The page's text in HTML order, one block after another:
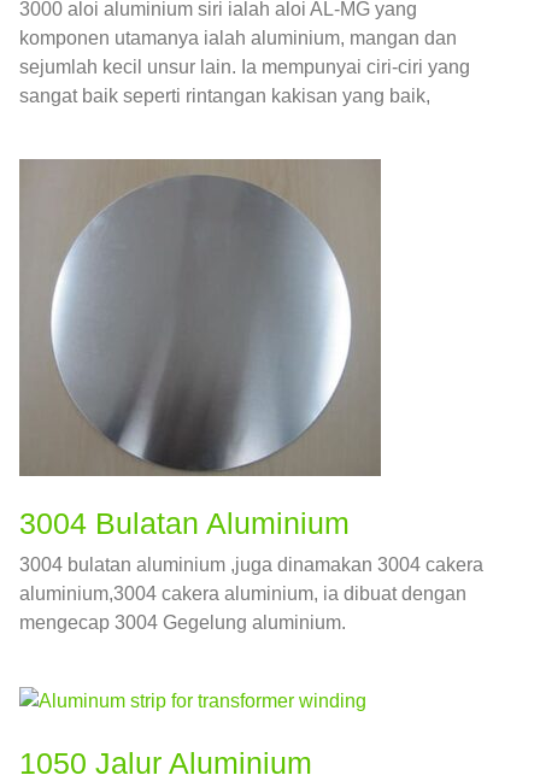
3000 aloi aluminium siri ialah aloi AL-MG yang
komponen utamanya ialah aluminium, mangan dan
sejumlah kecil unsur lain. Ia mempunyai ciri-ciri yang
sangat baik seperti rintangan kakisan yang baik,
3004 Bulatan Aluminium
3004 bulatan aluminium ,juga dinamakan 3004 cakera
aluminium,3004 cakera aluminium, ia dibuat dengan
mengecap 3004 Gegelung aluminium.
1050 Jalur Aluminium